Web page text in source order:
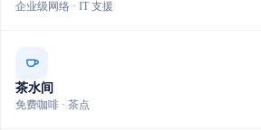
企业级网络 · IT 支援
茶水间
免费咖啡 · 茶点